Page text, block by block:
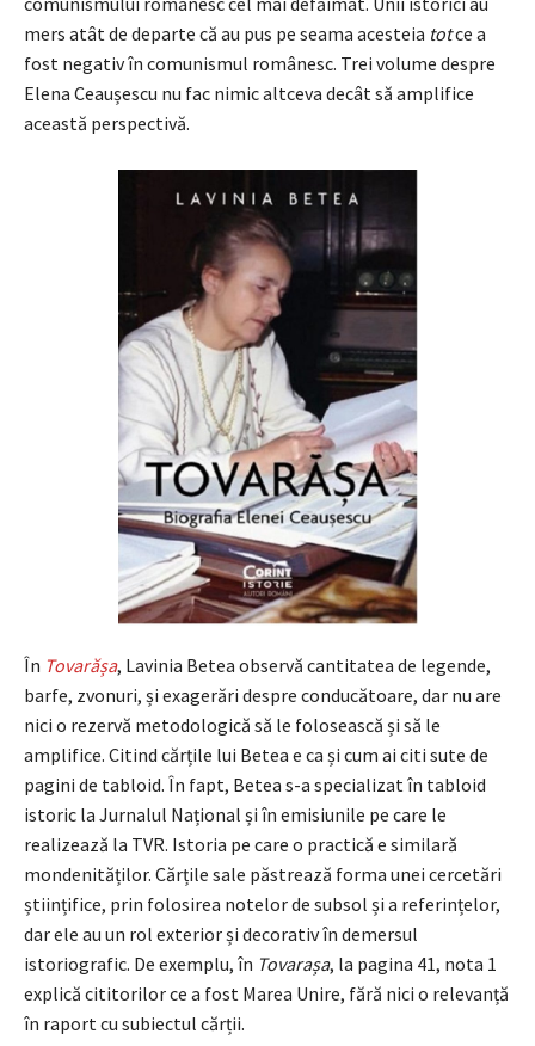
mers atât de departe că au pus pe seama acesteia totce a
fost negativ în comunismul românesc. Trei volume despre
Elena Ceaușescu nu fac nimic altceva decât să amplifice
această perspectivă.
În Tovarășa, Lavinia Betea observă cantitatea de legende,
barfe, zvonuri, și exagerări despre conducătoare, dar nu are
nici o rezervă metodologică să le folosească și să le
amplifice. Citind cărțile lui Betea e ca și cum ai citi sute de
pagini de tabloid. În fapt, Betea s-a specializat în tabloid
istoric la Jurnalul Național și în emisiunile pe care le
realizează la TVR. Istoria pe care o practică e similară
mondenităților. Cărțile sale păstrează forma unei cercetări
științifice, prin folosirea notelor de subsol și a referințelor,
dar ele au un rol exterior și decorativ în demersul
istoriografic. De exemplu, în Tovarașa, la pagina 41, nota 1
explică cititorilor ce a fost Marea Unire, fără nici o relevanță
în raport cu subiectul cărții.